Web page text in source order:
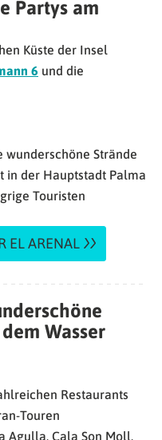
Partys am
Küste der Insel
6 und die
wunderschöne Strände
in der Hauptstadt Palma
Touristen
EL ARENAL
Wasser
Restaurants
Touren
Agulla, Cala Son Moll,